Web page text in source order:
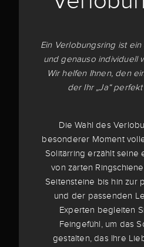
Ein Verlobungsring ist
und genauso individuell
Wir helfen Ihnen, den
der Ihr „Ja“
Die Wahl des
besonderer Moment
Solitärring erzählt seine
von zarten
Seitensteine bis hin zur
und der passenden
Experten begleiten
Feingefühl, um das
gestalten, das Ihre